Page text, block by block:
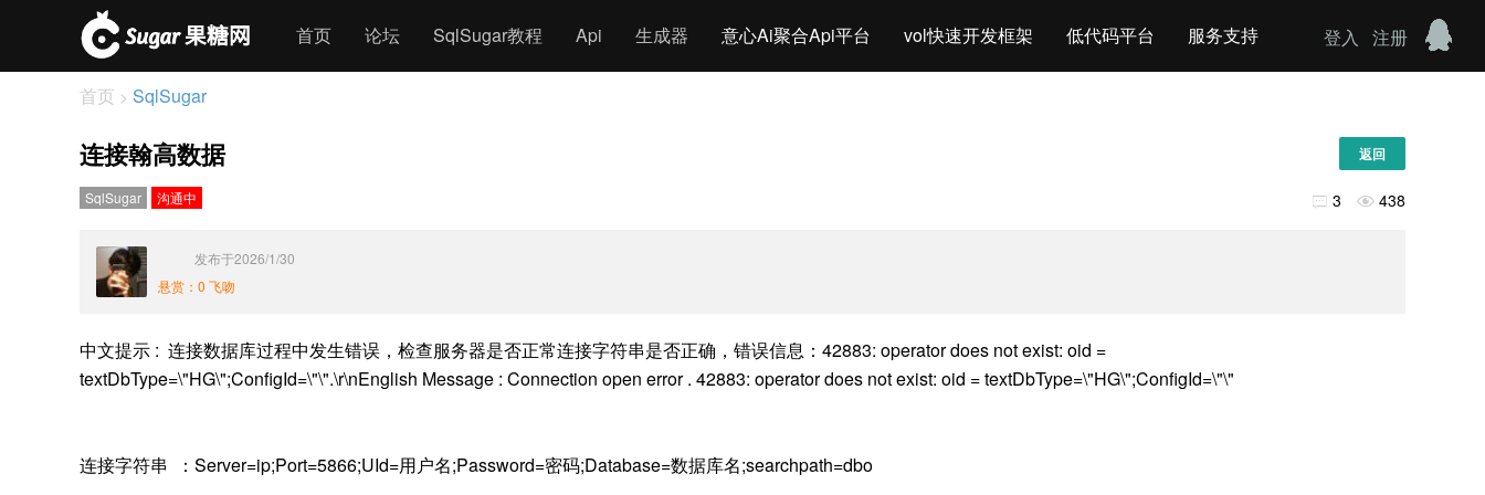
首页 论坛 SqlSugar教程 Api 生成器 意心Ai聚合Api平台 vol快速开发框架 低代码平台 服务支持 登入 注册
首页 > SqlSugar
连接翰高数据 返回
SqlSugar 沟通中  3  438
发布于2026/1/30
悬赏：0 飞吻
中文提示 : 连接数据库过程中发生错误，检查服务器是否正常连接字符串是否正确，错误信息：42883: operator does not exist: oid =
textDbType=\"HG\";ConfigId=\"\".\r\nEnglish Message : Connection open error . 42883: operator does not exist: oid = textDbType=\"HG\";ConfigId=\"\"
连接字符串 ：Server=ip;Port=5866;UId=用户名;Password=密码;Database=数据库名;searchpath=dbo